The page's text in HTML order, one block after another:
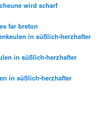
wird scharf
far breton
in süßlich-herzhafter
in süßlich-herzhafter
in süßlich-herzhafter